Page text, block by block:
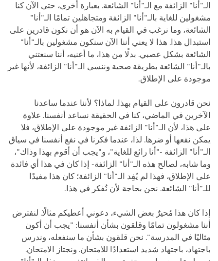
الـ"أنا" الزائفة مع الـ"أنا" الشائعة. بعبارة أخرى، حتى الآن كنا
مشغولين للغاية بالـ"أنا" الزائفة ومتجاهلين تمامًا الـ"أنا"
الشائعة، وما نرغب في القيام به الآن هو أن نكون قادرين على
استبدال هذا. هذا لا يعني أننا الآن سنكون مشغولين بالـ"أنا"
الشائعة بشكل عصبي. بدلًا من هذا، ما أعنيه، أننا سنعتني
بالـ"أنا" الشائعة بطريقة صحية وننسى الـ"أنا" الزائفة، لأنها غير
موجودة على الإطلاق.
نحن قادرون على القيام بهذا. لماذا؟ لأننا عندما ساعدنا
الآخرين في الماضي، كنا في الحقيقة نساعد أنفسنا. علاوة
على هذا، لأن الـ"أنا" الزائفة غير موجودة على الإطلاق، فلا
يمكن نفعها أو ضرها. لذا، عندما فكرنا في نفع أنفسنا في سياق
الـ"أنا" الزائفة -"أنا رائع للغاية"، و"يجب أن أقوم بهذا وذاك"،
وما شابه، لصالح هذه الـ"أنا" الزائفة- إذا كان في هذا أي فائدة
على الإطلاق، فهذا لم يُفِد الـ"أنا" الزائفة؛ كان هذا مفيدًا
للـ"أنا" الشائعة. نحن بحاجة لأن نُفكر في هذا.
إذا كان هذا مُحيرٌ بعض الشيء، دعوني أعطيكم مثالًا. لنفترض
أننا مشغولون تمامًا وقلقون بشأن أنفسنا: "يجب أن أكون
مثاليًا في المدرسة". نحن قلقون بشأن ما سنفعله، وندرس
باجتهاد، باجتهاد شديد استعدادًا للامتحان. ونجتاز الامتحان.